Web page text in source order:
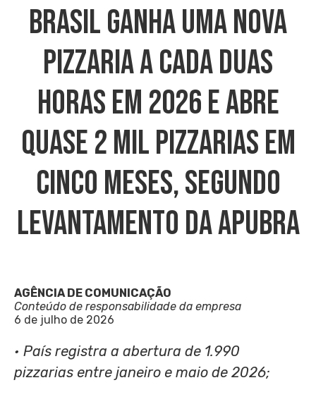
Brasil Ganha Uma Nova
Pizzaria A Cada Duas
Horas Em 2026 E Abre
Quase 2 Mil Pizzarias Em
Cinco Meses, Segundo
Levantamento Da Apubra
AGÊNCIA DE COMUNICAÇÃO
Conteúdo de responsabilidade da empresa
6 de julho de 2026
• País registra a abertura de 1.990
pizzarias entre janeiro e maio de 2026;